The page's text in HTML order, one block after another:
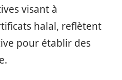
visant à
halal, reflètent
pour établir des